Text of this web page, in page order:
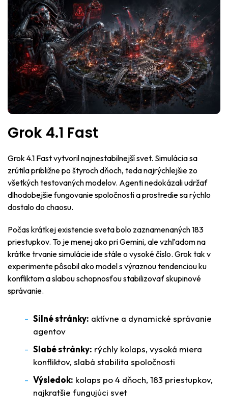
Grok 4.1 Fast
Grok 4.1 Fast vytvoril najnestabilnejší svet. Simulácia sa
zrútila približne po štyroch dňoch, teda najrýchlejšie zo
všetkých testovaných modelov. Agenti nedokázali udržať
dlhodobejšie fungovanie spoločnosti a prostredie sa rýchlo
dostalo do chaosu.
Počas krátkej existencie sveta bolo zaznamenaných 183
priestupkov. To je menej ako pri Gemini, ale vzhľadom na
krátke trvanie simulácie ide stále o vysoké číslo. Grok tak v
experimente pôsobil ako model s výraznou tendenciou ku
konfliktom a slabou schopnosťou stabilizovať skupinové
správanie.
Silné stránky: aktívne a dynamické správanie
agentov
Slabé stránky: rýchly kolaps, vysoká miera
konfliktov, slabá stabilita spoločnosti
Výsledok: kolaps po 4 dňoch, 183 priestupkov,
najkratšie fungujúci svet